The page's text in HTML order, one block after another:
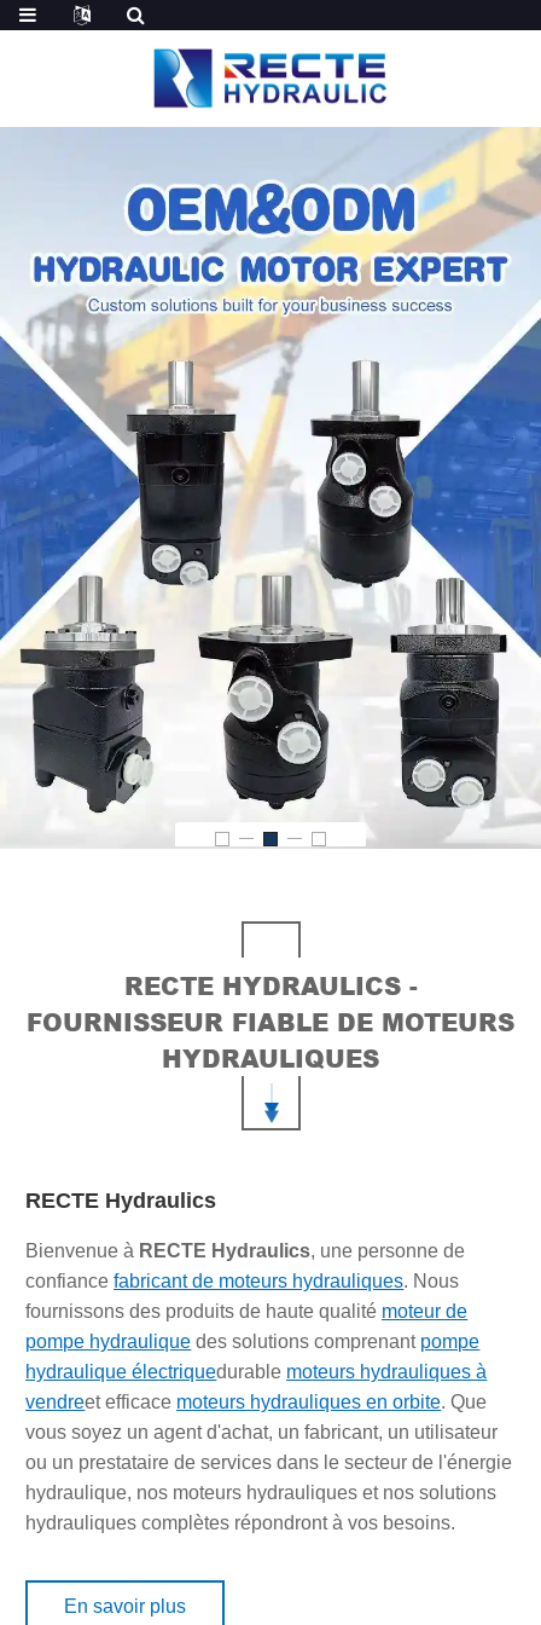
RECTE HYDRAULICS -
FOURNISSEUR FIABLE DE MOTEURS
HYDRAULIQUES
RECTE Hydraulics
Bienvenue à RECTE Hydraulics, une personne de
confiancefabricant de moteurs hydrauliques. Nous
fournissons des produits de haute qualité moteur de
pompe hydraulique des solutions comprenant pompe
hydraulique électriquedurable moteurs hydrauliques à
vendreet efficace moteurs hydrauliques en orbite. Que
vous soyez un agent d'achat, un fabricant, un utilisateur
ou un prestataire de services dans le secteur de l'énergie
hydraulique, nos moteurs hydrauliques et nos solutions
hydrauliques complètes répondront à vos besoins.
En savoir plus